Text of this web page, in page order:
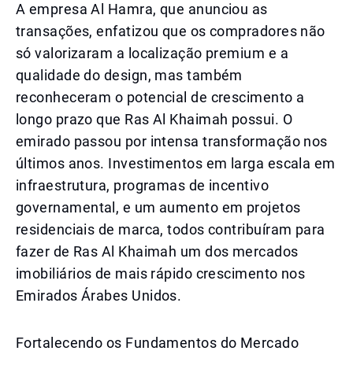
A empresa Al Hamra, que anunciou as
transações, enfatizou que os compradores não
só valorizaram a localização premium e a
qualidade do design, mas também
reconheceram o potencial de crescimento a
longo prazo que Ras Al Khaimah possui. O
emirado passou por intensa transformação nos
últimos anos. Investimentos em larga escala em
infraestrutura, programas de incentivo
governamental, e um aumento em projetos
residenciais de marca, todos contribuíram para
fazer de Ras Al Khaimah um dos mercados
imobiliários de mais rápido crescimento nos
Emirados Árabes Unidos.
Fortalecendo os Fundamentos do Mercado